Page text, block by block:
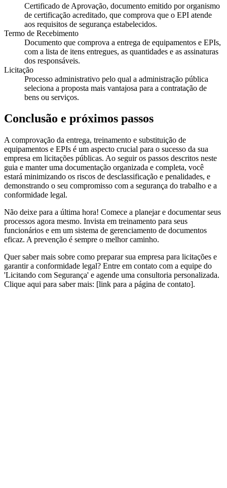
Certificado de Aprovação, documento emitido por organismo
de certificação acreditado, que comprova que o EPI atende
aos requisitos de segurança estabelecidos.
Termo de Recebimento
Documento que comprova a entrega de equipamentos e EPIs,
com a lista de itens entregues, as quantidades e as assinaturas
dos responsáveis.
Licitação
Processo administrativo pelo qual a administração pública
seleciona a proposta mais vantajosa para a contratação de
bens ou serviços.
Conclusão e próximos passos
A comprovação da entrega, treinamento e substituição de
equipamentos e EPIs é um aspecto crucial para o sucesso da sua
empresa em licitações públicas. Ao seguir os passos descritos neste
guia e manter uma documentação organizada e completa, você
estará minimizando os riscos de desclassificação e penalidades, e
demonstrando o seu compromisso com a segurança do trabalho e a
conformidade legal.
Não deixe para a última hora! Comece a planejar e documentar seus
processos agora mesmo. Invista em treinamento para seus
funcionários e em um sistema de gerenciamento de documentos
eficaz. A prevenção é sempre o melhor caminho.
Quer saber mais sobre como preparar sua empresa para licitações e
garantir a conformidade legal? Entre em contato com a equipe do
'Licitando com Segurança' e agende uma consultoria personalizada.
Clique aqui para saber mais: [link para a página de contato].